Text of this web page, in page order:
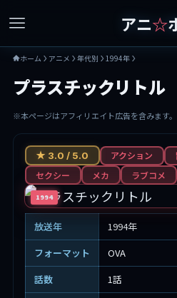
アニ☆
ホーム アニメ 年代別 1994年
プラスチックリトル
※本ページはアフィリエイト広告を含みます。
1994
★ 3.0 / 5.0 アクション
セクシー
メカ ラブコメ
放送年
1994年
フォーマット
OVA
話数
1話